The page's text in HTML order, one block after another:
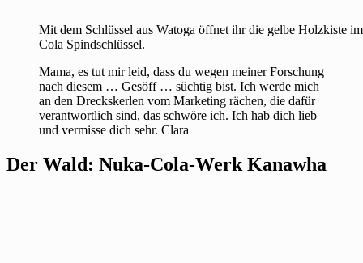
Mit dem Schlüssel aus Watoga öffnet ihr die gelbe Holzkiste
Cola Spindschlüssel.
Mama, es tut mir leid, dass du wegen meiner Forschung
nach diesem … Gesöff … süchtig bist. Ich werde mich
an den Dreckskerlen vom Marketing rächen, die dafür
verantwortlich sind, das schwöre ich. Ich hab dich lieb
und vermisse dich sehr. Clara
Der Wald: Nuka-Cola-Werk Kanawha